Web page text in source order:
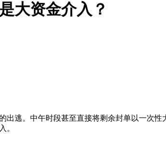
大资金介入？
逃。中午时段甚至直接将剩余封单以一次性
。